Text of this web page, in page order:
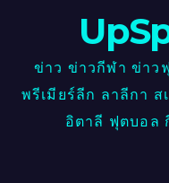
ข่าว ข่าวกีฬา ข่าว
พรีเมียร์ลีก ลาลีกา ส
อิตาลี ฟุตบอล